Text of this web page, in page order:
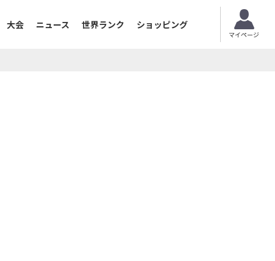
大会 ニュース 世界ランク ショッピング
マイページ